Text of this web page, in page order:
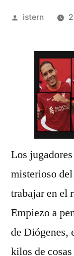
Publicado
istern
Los
misterioso
trabajar en el
Empiezo a
de Diógenes,
kilos de